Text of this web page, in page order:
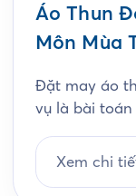
Áo Thun
Môn Mùa
Đặt may áo
vụ là bài
Hỷ Lâm Môn
lên, mỗi năm
Xem chi